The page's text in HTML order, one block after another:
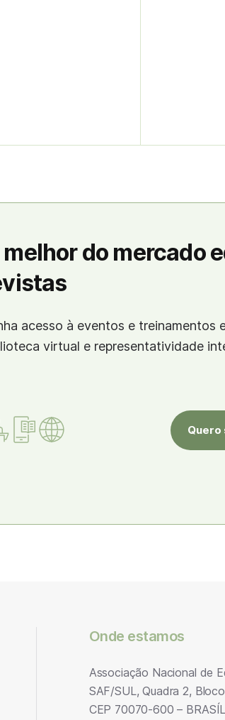
melhor do mercado
acesso à eventos e treinamentos
virtual e representatividade
Quero
Onde estamos
Associação Nacional de
SAF/SUL, Quadra 2,
CEP 70070-600 –